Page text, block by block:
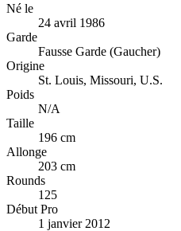
Né le
24 avril 1986
Garde
Fausse Garde (Gaucher)
Origine
St. Louis, Missouri, U.S.
Poids
N/A
Taille
196 cm
Allonge
203 cm
Rounds
125
Début Pro
1 janvier 2012